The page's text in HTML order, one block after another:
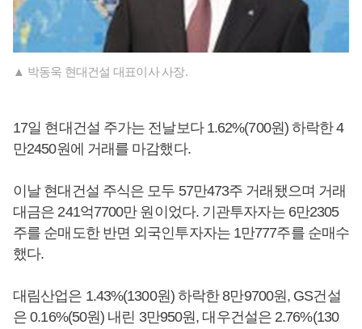
▲ 박동욱 현대건설 대표이사 사장.
17일 현대건설 주가는 전날보다 1.62%(700원) 하락한 4
만2450원에 거래를 마감했다.
이날 현대건설 주식은 모두 57만473주 거래됐으며 거래
대금은 241억7700만 원이었다. 기관투자자는 6만2305
주를 순매도한 반면 외국인투자자는 1만777주를 순매수
했다.
대림산업은 1.43%(1300원) 하락한 8만9700원, GS건설
은 0.16%(50원) 내린 3만950원, 대우건설은 2.76%(130